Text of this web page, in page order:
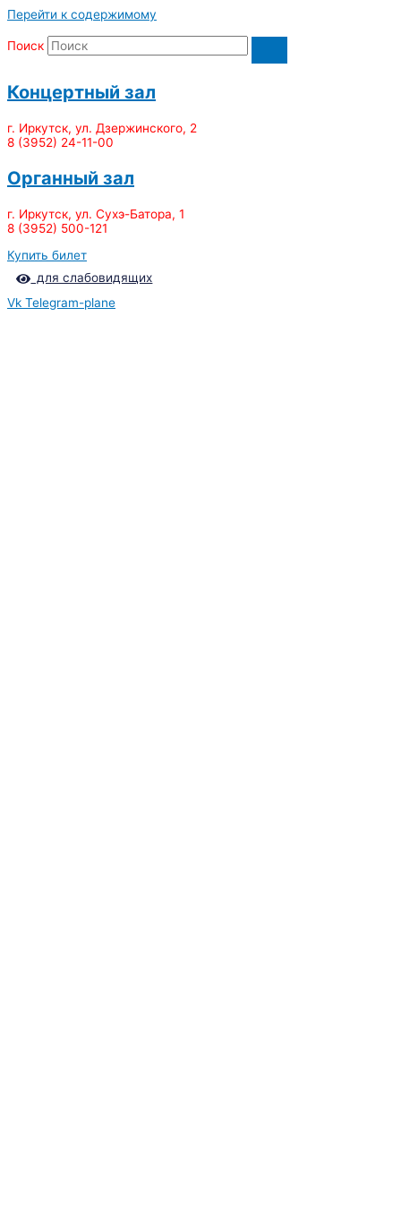
Перейти к содержимому
Поиск
Концертный зал
г. Иркутск, ул. Дзержинского, 2
8 (3952) 24-11-00
Органный зал
г. Иркутск, ул. Сухэ-Батора, 1
8 (3952) 500-121
Купить билет
для слабовидящих
Vk Telegram-plane